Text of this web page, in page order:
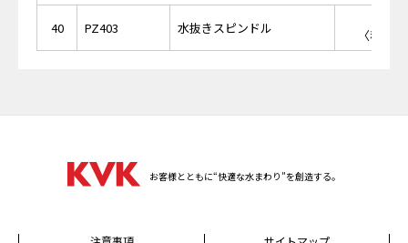
40 PZ403 水抜きスピンドル
〈税抜
お客様とともに“快適な水まわり”を創造する。